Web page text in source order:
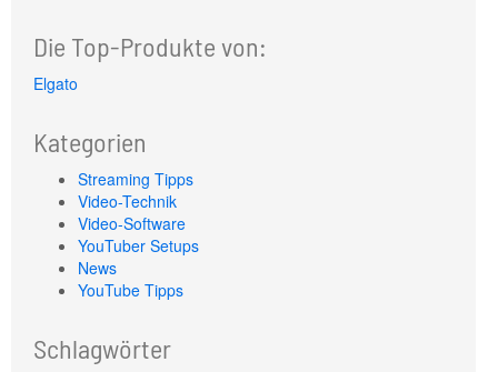
Die Top-Produkte von:
Elgato
Kategorien
Streaming Tipps
Video-Technik
Video-Software
YouTuber Setups
News
YouTube Tipps
Schlagwörter